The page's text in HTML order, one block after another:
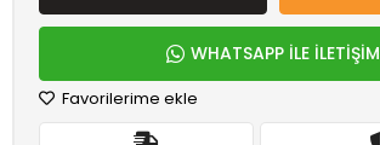
WHATSAPP İLE İLETİŞİM
Favorilerime ekle